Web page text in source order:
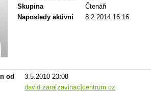
Skupina
Čtenáři
Naposledy aktivní
8.2.2014 16:16
od
3.5.2010 23:08
david.zara[zavinac]centrum.cz